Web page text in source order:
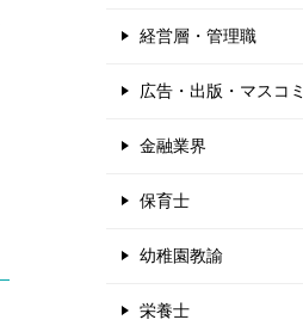
経営層・管理職
広告・出版・マスコミ
金融業界
保育士
幼稚園教諭
栄養士